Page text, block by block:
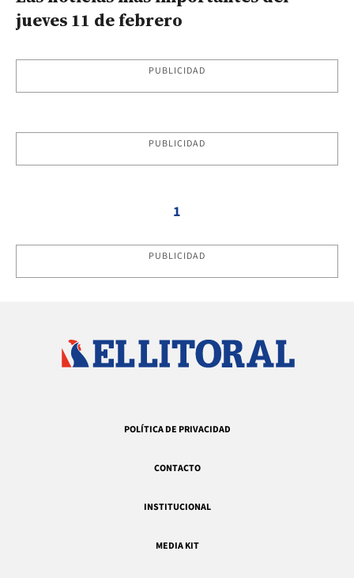
jueves 11 de febrero
PUBLICIDAD
PUBLICIDAD
1
PUBLICIDAD
POLÍTICA DE PRIVACIDAD
CONTACTO
INSTITUCIONAL
MEDIA KIT